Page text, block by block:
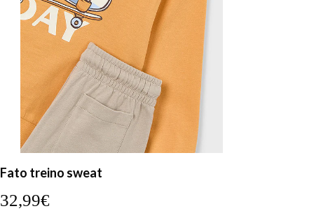
Fato treino sweat
32,99€